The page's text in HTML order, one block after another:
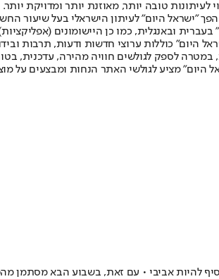
טובה יותר, מאוזנת יותר ומדויקת
תשלום. המהדורה המודפסת הראשונה פורסמה ב-30 ביולי 2007, וב-2010 הפך
היום" כוללות ערוצי חדשות ודעות, תרבות
במטרה לספק לגולשים חוויה מהירה,
היום" מציע לגולשי האתר הנחות ומבצעים על
להיות אביבי • עם זאת, בשבוע הבא מסתמן